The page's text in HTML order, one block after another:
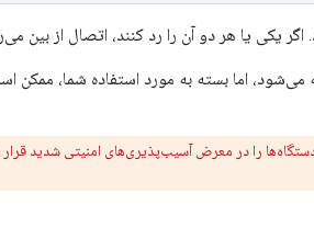
یکی یا هر دو آن را رد کنند، اتصال از بین
اما بسته به مورد استفاده شما، ممکن
را در معرض آسیب‌پذیری‌های امنیتی شدید قرار